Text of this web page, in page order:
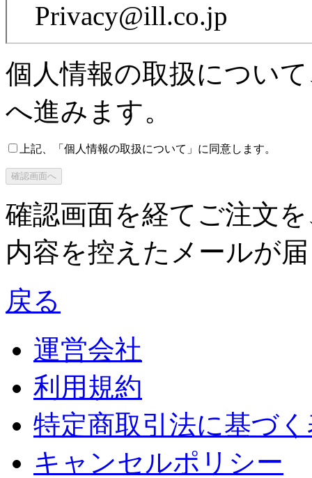
Privacy@ill.co.jp
個人情報の取扱につい
へ進みます。
上記、「個人情報の取扱について」に同意します。
確認画面を経てご注文
内容を控えたメールが
戻る
運営会社
利用規約
特定商取引法に基づ
キャンセルポリシー